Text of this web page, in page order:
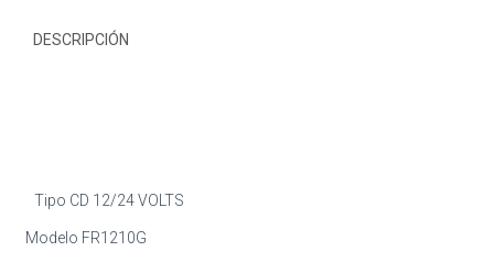
DESCRIPCIÓN
Tipo CD 12/24 VOLTS
Modelo FR1210G